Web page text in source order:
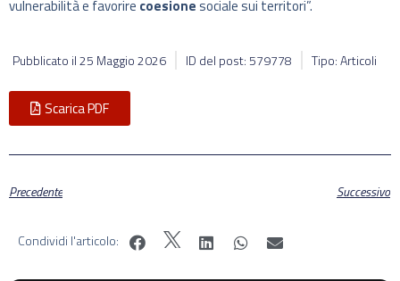
vulnerabilità e favorire coesionesociale sui territori”.
Pubblicato il25 Maggio 2026 ID del post: 579778 Tipo: Articoli
Scarica PDF
Precedente Successivo
Condividi l'articolo: